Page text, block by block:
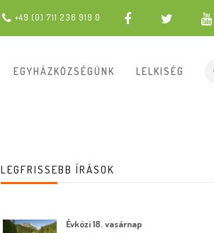
+49 (0) 711 236 919 0
EGYHÁZKÖZSÉGÜNK LELKISÉG
LEGFRISSEBB ÍRÁSOK
Évközi 18. vasárnap